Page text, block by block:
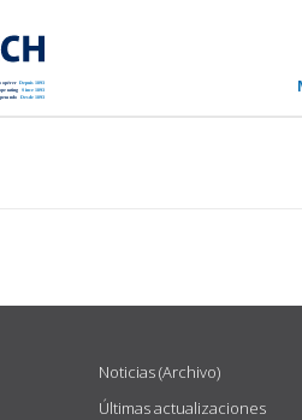
Noticias (Archivo)
Últimas actualizaciones